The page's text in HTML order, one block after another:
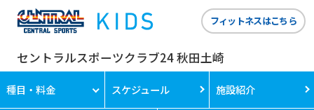
セントラルスポーツクラブ24 秋田土崎
フィットネスはこちら
種目・料金 スケジュール 施設紹介